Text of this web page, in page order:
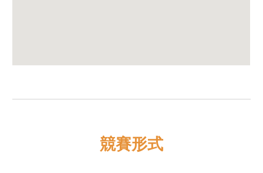
競賽形式